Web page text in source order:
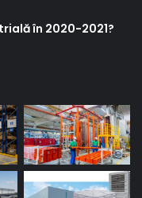
în 2020-2021?